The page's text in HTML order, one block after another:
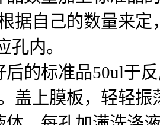
盖上膜板，轻轻
体，每孔加满洗涤
机洗涤，洗涤次数
的亲和链酶素-
物A、B各50ul，